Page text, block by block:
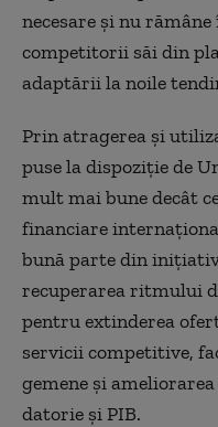
necesare și nu
competitorii săi din
adaptării la noile
Prin atragerea și
puse la dispoziție de
mult mai bune decât
financiare
bună parte din
recuperarea ritmului
pentru extinderea
servicii competitive,
gemene și
datorie și PIB.